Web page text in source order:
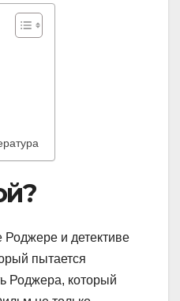
Роджере и детективе
пытается
Роджера, который